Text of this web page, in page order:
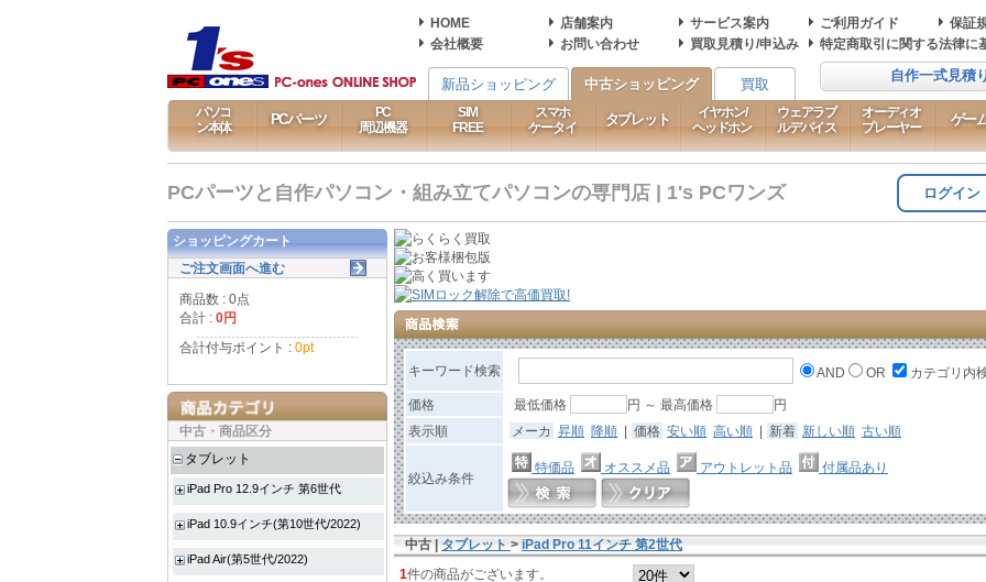
HOME 店舗案内 サービス案内 ご利用ガイド
保証
会社概要
お問い合わせ 買取見積り/申込み 特定商取引に関する法律に
自作一式見積
新品ショッピング 中古ショッピング 買取
パソコ
ン本体
PCパーツ
PC
周辺機器
SIM
FREE
スマホ
ケータイ
タブレット
イヤホン/
ヘッドホン
ウェアラブ
ルデバイス
オーディオ
プレーヤー
ゲー
PCパーツと自作パソコン・組み立てパソコンの専門店 | 1's PCワンズ ログイン
キーワード検索 AND OR カテゴリ内
価格 最低価格 円 ～ 最高価格
円
表示順
メーカ 昇順 降順 | 価格 安い順 高い順 | 新着 新しい順 古い順
絞込み条件
特価品 オススメ品 アウトレット品 付属品あり
中古 | タブレット > iPad Pro 11インチ 第2世代
1件の商品がございます。
ショッピングカート
ご注文画面へ進む
商品数 : 0点
合計 : 0円
合計付与ポイント : 0pt
中古・商品区分
タブレット
iPad Pro 12.9インチ 第6世代
iPad 10.9インチ(第10世代/2022)
iPad Air(第5世代/2022)